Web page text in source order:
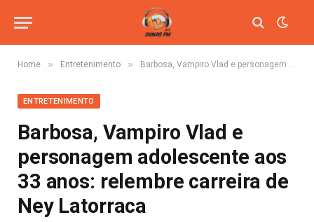
Home » Entretenimento » Barbosa, Vampiro Vlad e personagem adolescente aos 33 anos: relembre carreira de Ney Latorraca
ENTRETENIMENTO
Barbosa, Vampiro Vlad e
personagem adolescente aos
33 anos: relembre carreira de
Ney Latorraca